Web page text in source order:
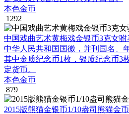
本色金币
1292
中国戏曲艺术黄梅戏金银币3克女驸
中华人民共和国国徽，并刊国名、
其中金质纪念币1枚，银质纪念币3
定货币。
本色金币
879
2015版熊猫金银币1/10盎司熊猫金币